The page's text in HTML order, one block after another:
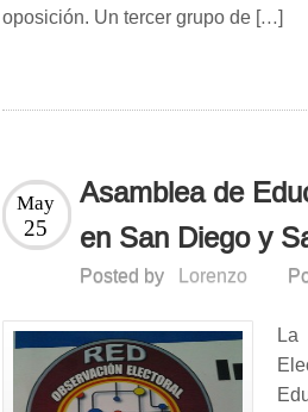
oposición. Un tercer grupo de […]
Asamblea de
en San Diego y
May
25
Posted by Lorenzo